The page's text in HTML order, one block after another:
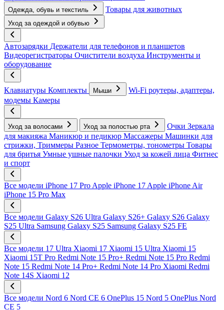
Одежда, обувь и текстиль Товары для животных
Уход за одеждой и обувью
Автозарядки Держатели для телефонов и планшетов
Видеорегистраторы Очистители воздуха Инструменты и
оборудование
Клавиатуры Комплекты Мыши
Wi-Fi роутеры, адаптеры,
модемы Камеры
Уход за волосами Уход за полостью рта Очки Зеркала
для макияжа Маникюр и педикюр Массажеры Машинки для
стрижки, Триммеры Разное Термометры, тонометры Товары
для бритья Умные ушные палочки Уход за кожей лица Фитнес
и спорт
Все модели iPhone 17 Pro Apple iPhone 17 Apple iPhone Air
iPhone 15 Pro Max
Все модели Galaxy S26 Ultra Galaxy S26+ Galaxy S26 Galaxy
S25 Ultra Samsung Galaxy S25 Samsung Galaxy S25 FE
Все модели 17 Ultra Xiaomi 17 Xiaomi 15 Ultra Xiaomi 15
Xiaomi 15T Pro Redmi Note 15 Pro+ Redmi Note 15 Pro Redmi
Note 15 Redmi Note 14 Pro+ Redmi Note 14 Pro Xiaomi Redmi
Note 14S Xiaomi 12
Все модели Nord 6 Nord CE 6 OnePlus 15 Nord 5 OnePlus Nord
CE 5